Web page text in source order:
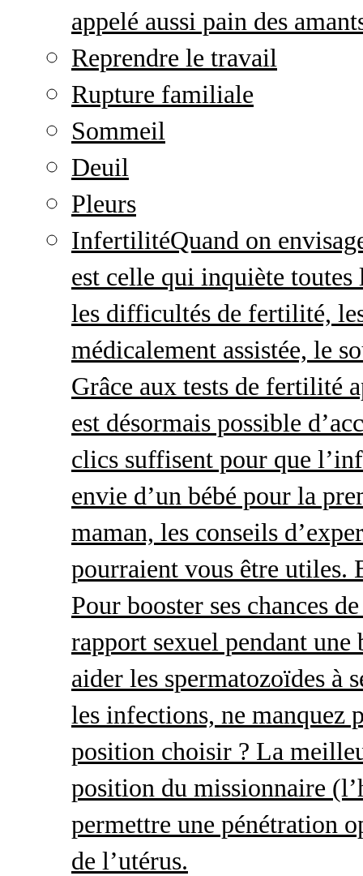
appelé aussi pain des
Reprendre le travail
Rupture familiale
Sommeil
Deuil
Pleurs
InfertilitéQuand on
est celle qui inquiète
les difficultés de fertilité,
médicalement assistée, le
Grâce aux tests de fertilité
est désormais possible
clics suffisent pour que
envie d’un bébé pour la
maman, les conseils
pourraient vous être utiles.
Pour booster ses chances
rapport sexuel pendant
aider les spermatozoïdes à
les infections, ne manquez
position choisir ? La
position du missionnaire
permettre une pénétration
de l’utérus.